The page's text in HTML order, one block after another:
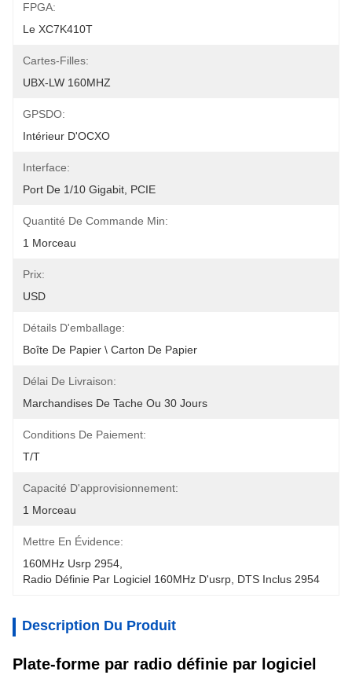
FPGA:
Le XC7K410T
Cartes-Filles:
UBX-LW 160MHZ
GPSDO:
Intérieur D'OCXO
Interface:
Port De 1/10 Gigabit, PCIE
Quantité De Commande Min:
1 Morceau
Prix:
USD
Détails D'emballage:
Boîte De Papier \ Carton De Papier
Délai De Livraison:
Marchandises De Tache Ou 30 Jours
Conditions De Paiement:
T/T
Capacité D'approvisionnement:
1 Morceau
Mettre En Évidence:
160MHz Usrp 2954
Radio Définie Par Logiciel 160MHz D'usrp DTS Inclus 2954
Description Du Produit
Plate-forme par radio définie par logiciel